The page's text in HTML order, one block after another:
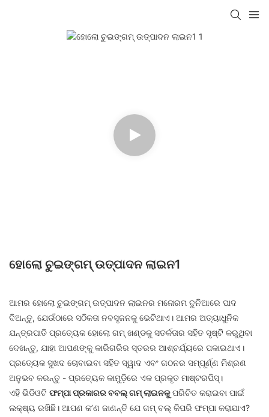
ହୋଲୋ ଚୁଇଙ୍ଗମ୍ ଉତ୍ପାଦନ ଲାଇନ1
ଆମର ହୋଲୋ ଚୁଇଙ୍ଗମ୍ ଉତ୍ପାଦନ ଲାଇନର ମନୋରମ ଦୁନିଆରେ ପାଦ
ଦିଅନ୍ତୁ, ଯେଉଁଠାରେ ସଠିକତା ନବସୃଜନକୁ ଭେଟିଥାଏ। ଆମର ଅତ୍ୟାଧୁନିକ
ଯନ୍ତ୍ରପାତି ପ୍ରତ୍ୟେକ ହୋଲୋ ଗମ୍ ଖଣ୍ଡକୁ ସତର୍କତାର ସହିତ ସୃଷ୍ଟି କରୁଥିବା
ଦେଖନ୍ତୁ, ଯାହା ଆପଣଙ୍କୁ କାରିଗରିର ସ୍ତରର ଆଶ୍ଚର୍ଯ୍ୟରେ ପକାଇଥାଏ।
ପ୍ରତ୍ୟେକ ସୁଖଦ ଚୋବାଇବା ସହିତ ସ୍ୱାଦ ଏବଂ ଗଠନର ସମ୍ପୂର୍ଣ୍ଣ ମିଶ୍ରଣ
ଅନୁଭବ କରନ୍ତୁ - ପ୍ରତ୍ୟେକ କାମୁଡ଼ିରେ ଏକ ପ୍ରକୃତ ମାଷ୍ଟରପିସ୍।
ଏହି ଭିଡିଓଟି ଫମ୍ପା ପ୍ରକାରର ବବଲ୍ ଗମ୍ ଲାଇନକୁପରିଚିତ କରାଇବା ପାଇଁ
ଲକ୍ଷ୍ୟ ରଖିଛି। ଆପଣ କ’ଣ ଜାଣନ୍ତି ଯେ ଗମ୍ ବଲ୍ କିପରି ଫମ୍ପା କରାଯାଏ?